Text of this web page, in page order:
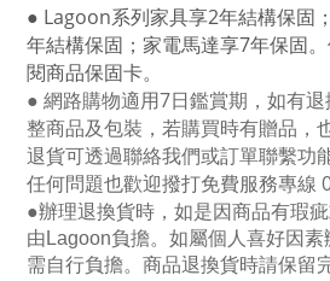
● Lagoon系列家具享2年結構保固；
年結構保固；家電馬達享7年保固
閱商品保固卡。
● 網路購物適用7日鑑賞期，如有
整商品及包裝，若購買時有贈品，
退貨可透過聯絡我們或訂單聯繫功
任何問題也歡迎撥打免費服務專線
●辦理退換貨時，如是因商品有瑕
由Lagoon負擔。如屬個人喜好因
需自行負擔。商品退換貨時請保留